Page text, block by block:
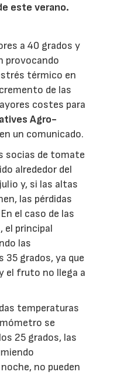
este verano.
a 40 grados y
provocando
térmico en
de las
costes para
Agro-
un comunicado.
socias de tomate
alrededor del
y, si las altas
las pérdidas
el caso de las
el principal
las
35 grados, ya que
el fruto no llega a
temperaturas
se
25 grados, las
no pueden